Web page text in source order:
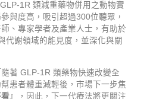
1R 類減重藥物併用之動物實
與度高，吸引超過300位聽眾，
、專家學者及產業人士，有助於
代謝領域的能見度，並深化與關
著 GLP-1R 類藥物快速改變全
患者體重減輕後，市場下一步焦
』，因此，下一代療法將更關注